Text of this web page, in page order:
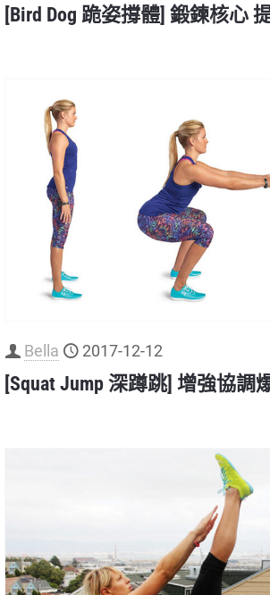
[Bird Dog 跪姿撐體] 鍛鍊核心
Bella 2017-12-12
[Squat Jump 深蹲跳] 增強協調